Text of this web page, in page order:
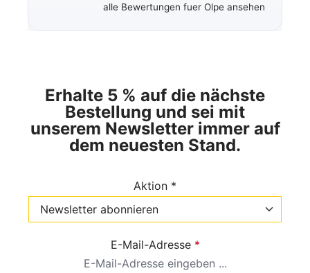
alle Bewertungen fuer Olpe ansehen
Erhalte 5 % auf die nächste
Bestellung und sei mit
unserem Newsletter immer auf
dem neuesten Stand.
Aktion *
E-Mail-Adresse *